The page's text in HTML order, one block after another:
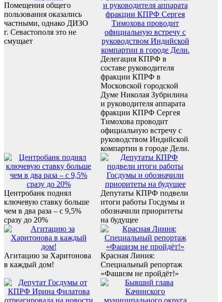
Помещения общего
пользования оказались
частными, однако ДИЗО
г. Севастополя это не
смущает
Делегация КПРФ в
составе руководителя
фракции КПРФ в
Московской городской
Думе Николая Зубрилина
и руководителя аппарата
фракции КПРФ Сергея
Тимохова проводит
официальную встречу с
руководством Индийской
компартии в городе Дели.
Центробанк поднял
ключевую ставку больше
чем в два раза – с 9,5%
сразу до 20%
Депутаты КПРФ подвели
итоги работы Госдумы и
обозначили приоритеты
на будущее
Агитацию за Харитонова
в каждый дом!
Красная Линия:
Специальный репортаж
«Фашизм не пройдёт!»